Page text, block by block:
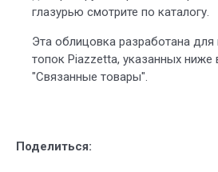
глазурью смотрите по каталогу.
Эта облицовка разработана
топок Piazzetta, указанных ниже
"Связанные товары".
Поделиться: